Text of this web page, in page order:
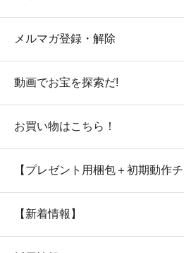
メルマガ登録・解除
動画でお宝を探索だ!
お買い物はこちら！
【プレゼント用梱包＋初期動作チ
【新着情報】